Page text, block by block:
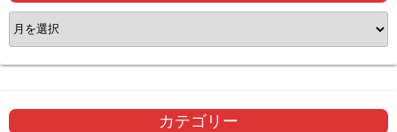
ア
ー
カ
ブ
カテゴリー